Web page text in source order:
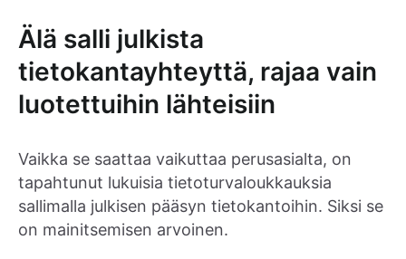
Älä salli julkista
tietokantayhteyttä, rajaa vain
luotettuihin lähteisiin
Vaikka se saattaa vaikuttaa perusasialta, on
tapahtunut lukuisia tietoturvaloukkauksia
sallimalla julkisen pääsyn tietokantoihin. Siksi se
on mainitsemisen arvoinen.